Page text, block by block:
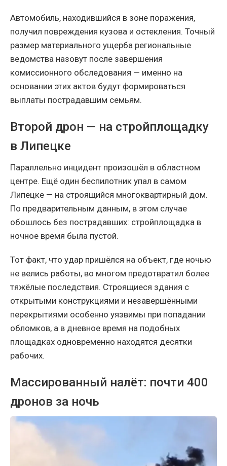
Автомобиль, находившийся в зоне поражения,
получил повреждения кузова и остекления. Точный
размер материального ущерба региональные
ведомства назовут после завершения
комиссионного обследования — именно на
основании этих актов будут формироваться
выплаты пострадавшим семьям.
Второй дрон — на стройплощадку
в Липецке
Параллельно инцидент произошёл в областном
центре. Ещё один беспилотник упал в самом
Липецке — на строящийся многоквартирный дом.
По предварительным данным, в этом случае
обошлось без пострадавших: стройплощадка в
ночное время была пустой.
Тот факт, что удар пришёлся на объект, где ночью
не велись работы, во многом предотвратил более
тяжёлые последствия. Строящиеся здания с
открытыми конструкциями и незавершёнными
перекрытиями особенно уязвимы при попадании
обломков, а в дневное время на подобных
площадках одновременно находятся десятки
рабочих.
Массированный налёт: почти 400
дронов за ночь